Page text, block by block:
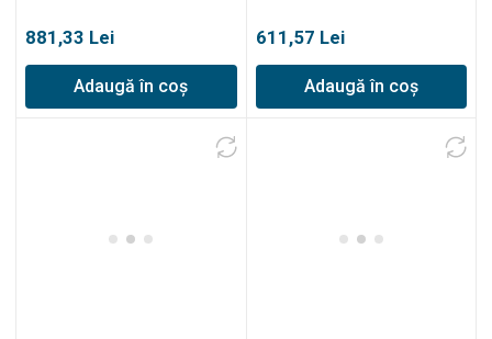
881,33 Lei
Adaugă în coș
611,57 Lei
Adaugă în coș